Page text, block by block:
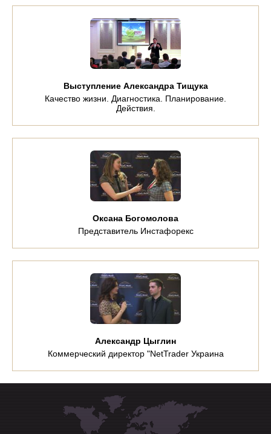
Выступление Александра Тищука
Качество жизни. Диагностика. Планирование.
Действия.
Оксана Богомолова
Представитель Инстафорекс
Александр Цыглин
Коммерческий директор "NetTrader Украина